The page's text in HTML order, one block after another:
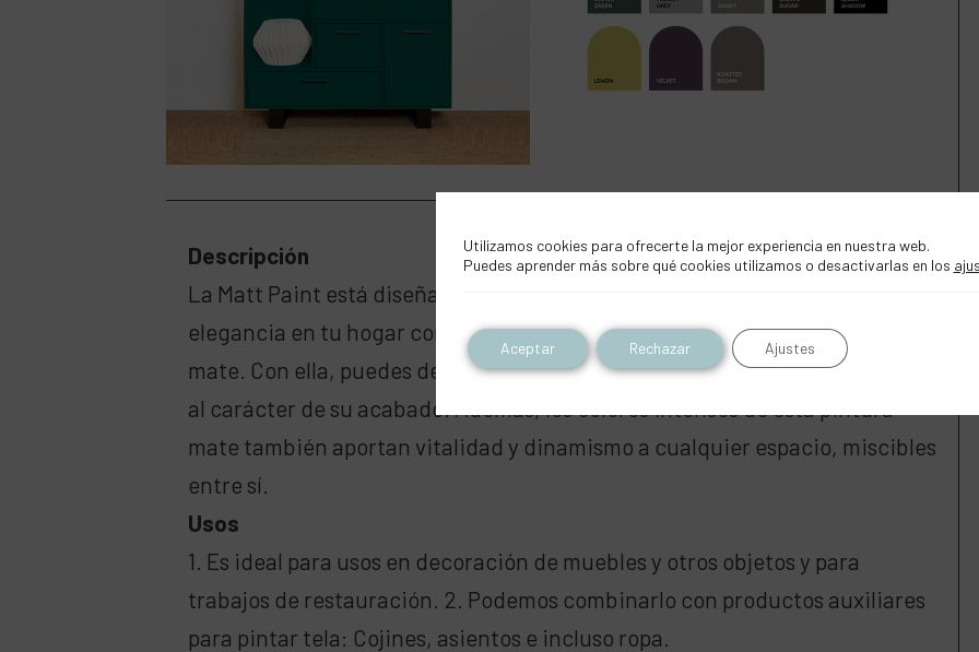
Descripción
La Matt Paint está diseñada para conseguir distinción, personalidad y
elegancia en tu hogar con los colores más intensos en un sutil acabado
mate. Con ella, puedes definir un ambiente único y con buen gusto gracias
al carácter de su acabado. Además, los colores intensos de esta pintura
mate también aportan vitalidad y dinamismo a cualquier espacio, miscibles
entre sí.
Usos
1. Es ideal para usos en decoración de muebles y otros objetos y para
trabajos de restauración. 2. Podemos combinarlo con productos auxiliares
para pintar tela: Cojines, asientos e incluso ropa.
Utilizamos cookies para ofrecerte la mejor experiencia en nuestra web.
Puedes aprender más sobre qué cookies utilizamos o desactivarlas en los
Aceptar Rechazar Ajustes